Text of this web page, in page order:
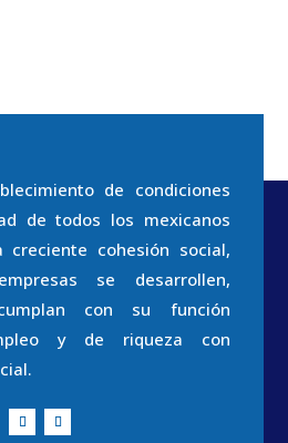
de condiciones
de todos los mexicanos
creciente cohesión social,
se desarrollen,
con su función
y de riqueza con